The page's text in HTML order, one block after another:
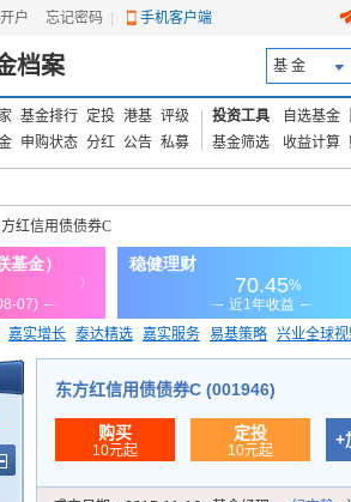
户 忘记密码 手机客户端
档案 基 金
基金排行 定投 港基 评级
申购状态 分红 公告 私募
投资工具 自选基金
基金筛选
收益计算
红信用债债券C
嘉实增长 泰达精选 嘉实服务 易基策略 兴业全球
值ETF
东方红信用债债券C (001946)
购买
10元起
定投
10元起
+